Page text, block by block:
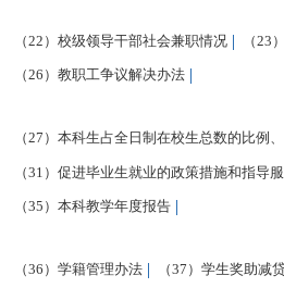
（22）校级领导干部社会兼职情况 （23
（26）教职工争议解决办法
（27）本科生占全日制在校生总数的比例
（31）促进毕业生就业的政策措施和指导
（35）本科教学年度报告
（36）学籍管理办法 （37）学生奖助减